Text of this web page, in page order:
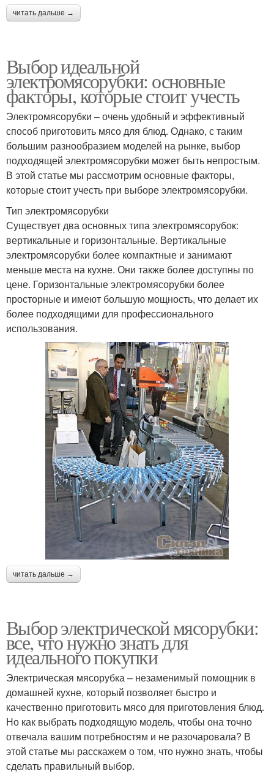
читать дальше →
Выбор идеальной
электромясорубки: основные
факторы, которые стоит учесть
Электромясорубки – очень удобный и эффективный
способ приготовить мясо для блюд. Однако, с таким
большим разнообразием моделей на рынке, выбор
подходящей электромясорубки может быть непростым.
В этой статье мы рассмотрим основные факторы,
которые стоит учесть при выборе электромясорубки.
Тип электромясорубки
Существует два основных типа электромясорубок:
вертикальные и горизонтальные. Вертикальные
электромясорубки более компактные и занимают
меньше места на кухне. Они также более доступны по
цене. Горизонтальные электромясорубки более
просторные и имеют большую мощность, что делает их
более подходящими для профессионального
использования.
читать дальше →
Выбор электрической мясорубки:
все, что нужно знать для
идеального покупки
Электрическая мясорубка – незаменимый помощник в
домашней кухне, который позволяет быстро и
качественно приготовить мясо для приготовления блюд.
Но как выбрать подходящую модель, чтобы она точно
отвечала вашим потребностям и не разочаровала? В
этой статье мы расскажем о том, что нужно знать, чтобы
сделать правильный выбор.